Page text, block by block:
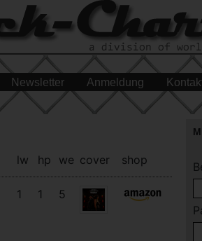
Newsletter Anmeldung
lw hp we cover shop
1 1 5